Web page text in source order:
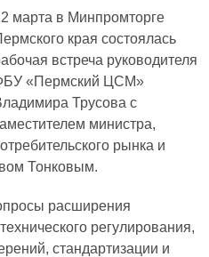
марта в Минпромторге
края состоялась
встреча руководителя
«Пермский ЦСМ»
Трусова с
министра,
рынка и
Тонковым.
расширения
регулирования,
стандартизации и